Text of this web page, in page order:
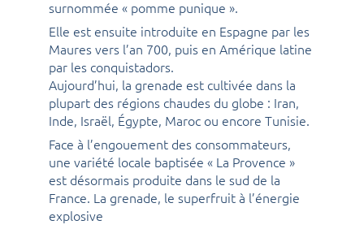
surnommée « pomme punique ».
Elle est ensuite introduite en Espagne par les
Maures vers l’an 700, puis en Amérique latine
par les conquistadors.
Aujourd’hui, la grenade est cultivée dans la
plupart des régions chaudes du globe : Iran,
Inde, Israël, Égypte, Maroc ou encore Tunisie.
Face à l’engouement des consommateurs,
une variété locale baptisée « La Provence »
est désormais produite dans le sud de la
France. La grenade, le superfruit à l’énergie
explosive